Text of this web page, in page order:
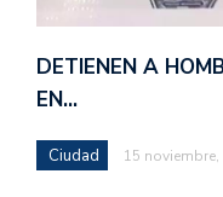
DETIENEN A
EN…
Ciudad 15